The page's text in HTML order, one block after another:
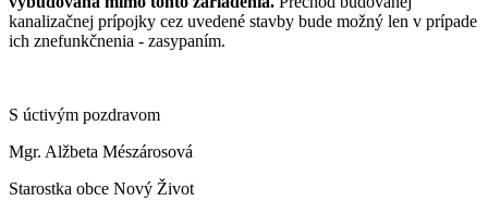
kanalizačnej prípojky cez uvedené stavby bude možný len v prípade
ich znefunkčnenia - zasypaním.
S úctivým pozdravom
Mgr. Alžbeta Mészárosová
Starostka obce Nový Život